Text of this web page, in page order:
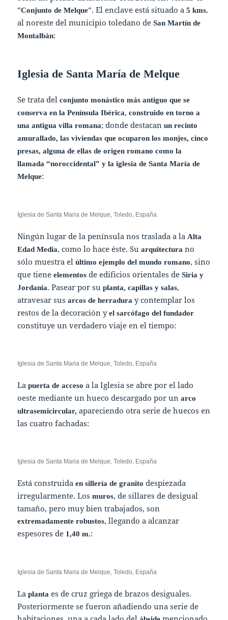
“Conjunto de Melque“. El enclave está situado a5 kms.
al noreste del municipio toledano deSan Martín de
Montalbán:
Iglesia de Santa María de Melque
Se trata delconjunto monástico más antiguo que se
conserva en la Península Ibérica,construido en torno a
una antigua villa romana; donde destacanun recinto
amurallado, las viviendas que ocuparon los monjes, cinco
presas, alguna de ellas de origen romano como la
llamada “noroccidental” y la iglesia de Santa María de
Melque:
Iglesia de Santa Maria de Melque, Toledo, España
Ningún lugar de la península nos traslada a laAlta
Edad Media, como lo hace éste. Suarquitectura no
sólo muestra el último ejemplo del mundo romano, sino
que tieneelementos de edificios orientales deSiria y
Jordania. Pasear por suplanta, capillas y salas,
atravesar susarcos de herradura y contemplar los
restos de la decoración yel sarcófago del fundador
constituye un verdadero viaje en el tiempo:
Iglesia de Santa Maria de Melque, Toledo, España
Lapuerta de acceso a la Iglesia se abre por el lado
oeste mediante un hueco descargado por unarco
ultrasemicircular, apareciendo otra serie de huecos en
las cuatro fachadas:
Iglesia de Santa Maria de Melque, Toledo, España
Está construidaen sillería de granito despiezada
irregularmente. Losmuros, de sillares de desigual
tamaño, pero muy bien trabajados, son
extremadamente robustos, llegando a alcanzar
espesores de 1,40 m.:
Iglesia de Santa Maria de Melque, Toledo, España
Laplanta es de cruz griega de brazos desiguales.
Posteriormente se fueron añadiendo una serie de